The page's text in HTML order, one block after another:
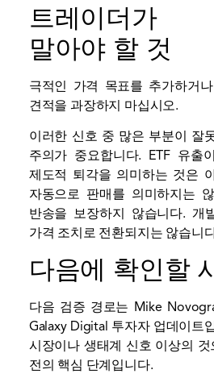
트레이더가
말아야 할 것
극적인 가격 목표를 추가하거
견적을 과장하지 마십시오.
이러한 신호 중 많은 부분이 잘
주의가 중요합니다. ETF 유출
제도적 퇴각을 의미하는 것은
자동으로 판매를 의미하지는
반송을 보장하지 않습니다. 개
가격 조치로 전환되지는 않습니
다음에 확인할
다음 검증 경로는 Mike
Galaxy Digital 투자자 업데이트
시장이나 생태계 신호 이상의 것
전의 핵심 단계입니다.